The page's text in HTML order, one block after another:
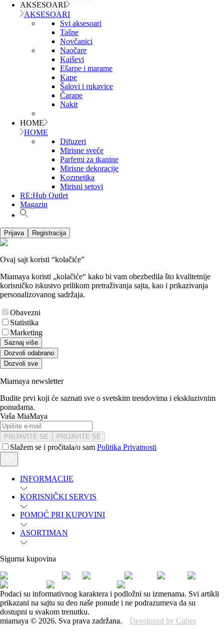
AKSESOARI
AKSESOARI
Svi aksesoari
Tašne
Novčanici
Naočare
Kaiševi
Ešarpe i marame
Kape
Šalovi i rukavice
Čarape
Nakit
HOME
HOME
Difuzeri
Mirisne sveće
Parfemi za tkanine
Mirisne dekoracije
Kozmetika
Mirisni setovi
RE:Hub Outlet
Magazin
Prijava Registracija
Ovaj sajt koristi “kolačiće”
Miamaya koristi „kolačiće“ kako bi vam obezbedila što kvalitetnije
korisničko iskustvo prilikom pretraživanja sajta, kao i prikazivanja
personalizovanog sadržaja.
Obavezni
Statistika
Marketing
Saznaj više
Dozvoli odabrano
Dozvoli sve
Miamaya newsletter
Budite prvi koji će saznati sve o svetskim trendovima i ekskluzivnim
ponudama.
Vaša MiaMaya
PRIJAVITE SE PRIJAVITE SE
Slažem se i pročitala/o sam Politika Privatnosti
INFORMACIJE
KORISNIČKI SERVIS
POMOĆ PRI KUPOVINI
ASORTIMAN
Sigurna kupovina
Podaci su informativnog karaktera i podložni su izmenama. Svi artikli
prikazani na sajtu su deo naše ponude i ne podrazumeva da su
dostupni u svakom trenutku.
miamaya © 2026. Sva prava zadržana. Developed by Cubes